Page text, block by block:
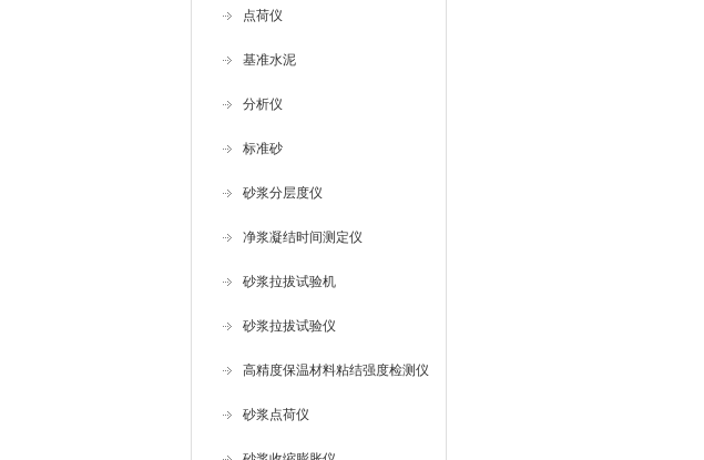
点荷仪
基准水泥
分析仪
标准砂
砂浆分层度仪
净浆凝结时间测定仪
砂浆拉拔试验机
砂浆拉拔试验仪
高精度保温材料粘结强度检测仪
砂浆点荷仪